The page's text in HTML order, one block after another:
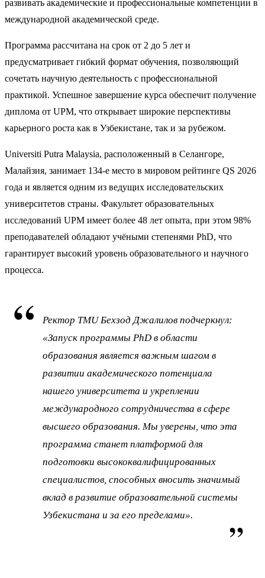
развивать академические и профессиональные компетенции в
международной академической среде.
Программа рассчитана на срок от 2 до 5 лет и
предусматривает гибкий формат обучения, позволяющий
сочетать научную деятельность с профессиональной
практикой. Успешное завершение курса обеспечит получение
диплома от UPM, что открывает широкие перспективы
карьерного роста как в Узбекистане, так и за рубежом.
Universiti Putra Malaysia, расположенный в Селангоре,
Малайзия, занимает 134-е место в мировом рейтинге QS 2026
года и является одним из ведущих исследовательских
университетов страны. Факультет образовательных
исследований UPM имеет более 48 лет опыта, при этом 98%
преподавателей обладают учёными степенями PhD, что
гарантирует высокий уровень образовательного и научного
процесса.
Ректор TMU Бехзод Джалилов подчеркнул:
«Запуск программы PhD в области
образования является важным шагом в
развитии академического потенциала
нашего университета и укреплении
международного сотрудничества в сфере
высшего образования. Мы уверены, что эта
программа станет платформой для
подготовки высококвалифицированных
специалистов, способных вносить значимый
вклад в развитие образовательной системы
Узбекистана и за его пределами».